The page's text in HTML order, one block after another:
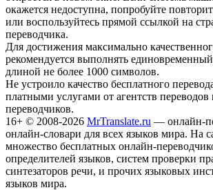
окажется недоступна, попробуйте
или воспользуйтесь прямой ссылкой на
переводчика.
Для достижения максимально
рекомендуется выполнять единовременный
длиной не более 1000 символов.
Не устроило качество бесплатного
платными услугами от агентств
переводчиков.
16+ © 2008-2026 MrTranslate.ru — онлайн-
онлайн-словари для всех языков мира. На
множество бесплатных онлайн-
определителей языков, систем проверки
синтезаторов речи, и прочих языковых
языков мира.